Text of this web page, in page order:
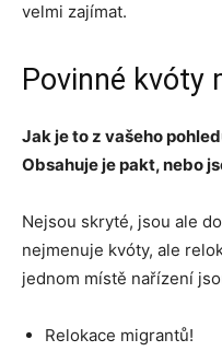
velmi zajímat.
Povinné kvóty
Jak je to z vašeho
Obsahuje je pakt, nebo
Nejsou skryté, jsou ale
nejmenuje kvóty, ale
jednom místě nařízení
Relokace migrantů!